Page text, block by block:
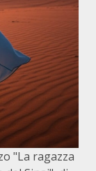
"La ragazza